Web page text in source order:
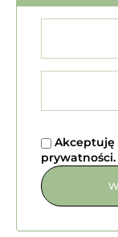
Akceptuję
prywatności.